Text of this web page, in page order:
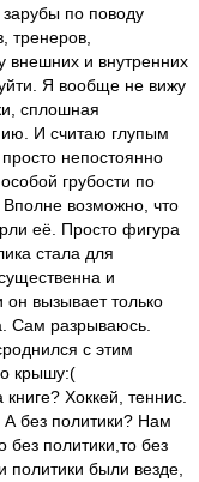
зарубы по поводу
тренеров,
внешних и внутренних
Я вообще не вижу
сплошная
И считаю глупым
непостоянно
грубости по
возможно, что
её. Просто фигура
стала для
и
он вызывает только
Сам разрываюсь.
с этим
крышу:(
Хоккей, теннис.
А без политики? Нам
без политики,то без
политики были везде,